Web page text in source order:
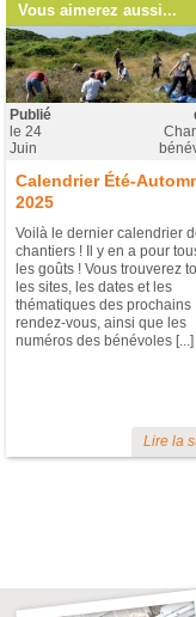
Vous aimerez aussi...
Publié
le 24
Juin
Calendrier Été-
2025
Voilà le dernier calendrier
chantiers ! Il y en a pour
les goûts ! Vous trouverez
les sites, les dates et les
thématiques des prochains
rendez-vous, ainsi que les
numéros des bénévoles [...]
Lire la